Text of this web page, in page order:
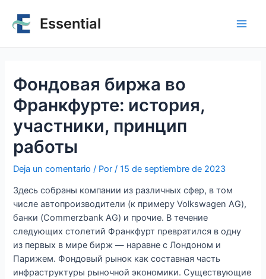
Essential
Фондовая биржа во
Франкфурте: история,
участники, принцип
работы
Deja un comentario / Por/15 de septiembre de 2023
Здесь собраны компании из различных сфер, в том
числе автопроизводители (к примеру Volkswagen AG),
банки (Commerzbank AG) и прочие. В течение
следующих столетий Франкфурт превратился в одну
из первых в мире бирж — наравне с Лондоном и
Парижем. Фондовый рынок как составная часть
инфраструктуры рыночной экономики. Существующие